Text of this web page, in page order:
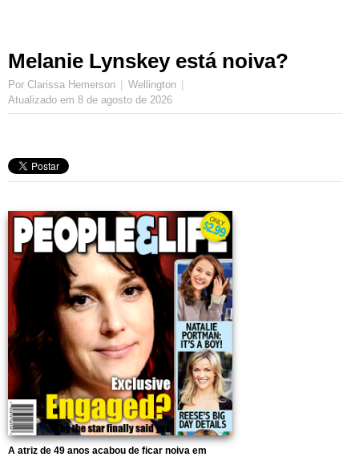
Melanie Lynskey está noiva?
Por Clarissa Hemerson
Wellington
Atualizado em 8 de agosto de 2026
A atriz de 49 anos acabou de ficar noiva em